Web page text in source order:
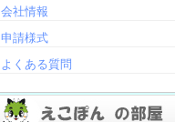
会社情報
申請様式
よくある質問